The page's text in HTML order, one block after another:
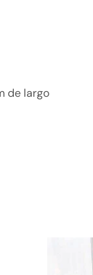
de largo